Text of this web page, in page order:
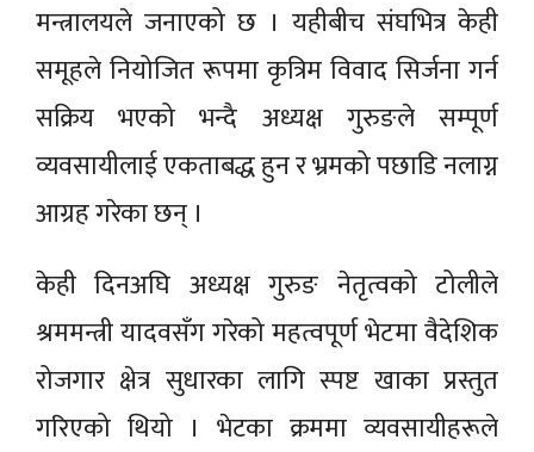
मन्त्रालयले जनाएको छ । यहीबीच संघभित्र केही
समूहले नियोजित रूपमा कृत्रिम विवाद सिर्जना गर्न
सक्रिय भएको भन्दै अध्यक्ष गुरुङले सम्पूर्ण
व्यवसायीलाई एकताबद्ध हुन र भ्रमको पछाडि नलाग्न
आग्रह गरेका छन् ।
केही दिनअघि अध्यक्ष गुरुङ नेतृत्वको टोलीले
श्रममन्त्री यादवसँग गरेको महत्वपूर्ण भेटमा वैदेशिक
रोजगार क्षेत्र सुधारका लागि स्पष्ट खाका प्रस्तुत
गरिएको थियो । भेटका क्रममा व्यवसायीहरूले